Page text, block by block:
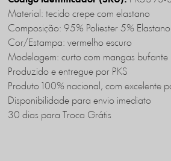
Material: tecido crepe com elastano
Composição: 95% Poliester 5% Elastano
Cor/Estampa: vermelho escuro
Modelagem: curto com mangas bufante
Produzido e entregue por PKS
Produto 100% nacional, com excelente
Disponibilidade para envio imediato
30 dias para Troca Grátis